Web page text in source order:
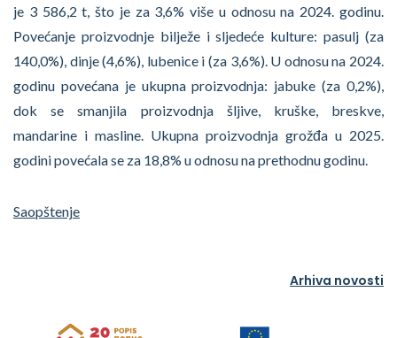
je 3 586,2 t, što je za 3,6% više u odnosu na 2024. godinu.
Povećanje proizvodnje bilježe i sljedeće kulture: pasulj (za
140,0%), dinje (4,6%), lubenice i (za 3,6%). U odnosu na 2024.
godinu povećana je ukupna proizvodnja: jabuke (za 0,2%),
dok se smanjila proizvodnja šljive, kruške, breskve,
mandarine i masline. Ukupna proizvodnja grožđa u 2025.
godini povećala se za 18,8% u odnosu na prethodnu godinu.
Saopštenje
Arhiva novosti